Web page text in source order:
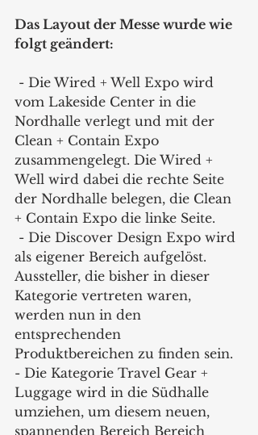
Das Layout der Messe wurde wie
folgt geändert:
vom Lakeside Center in die
Nordhalle verlegt und mit der
Clean + Contain Expo
zusammengelegt. Die Wired +
Well wird dabei die rechte Seite
der Nordhalle belegen, die Clean
+ Contain Expo die linke Seite.
als eigener Bereich aufgelöst.
Aussteller, die bisher in dieser
Kategorie vertreten waren,
werden nun in den
entsprechenden
Produktbereichen zu finden sein.
- Die Kategorie Travel Gear +
Luggage wird in die Südhalle
umziehen, um diesem neuen,
spannenden Bereich Bereich